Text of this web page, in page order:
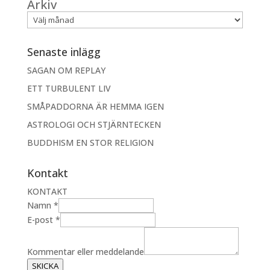
Arkiv
Senaste inlägg
SAGAN OM REPLAY
ETT TURBULENT LIV
SMÅPADDORNA ÄR HEMMA IGEN
ASTROLOGI OCH STJÄRNTECKEN
BUDDHISM EN STOR RELIGION
Kontakt
KONTAKT
N
a
n
K
Namn *
E-post *
Kommentar eller meddelande
SKICKA